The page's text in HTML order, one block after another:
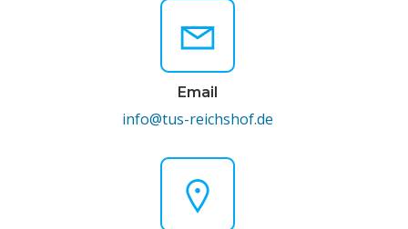
Email
info@tus-reichshof.de